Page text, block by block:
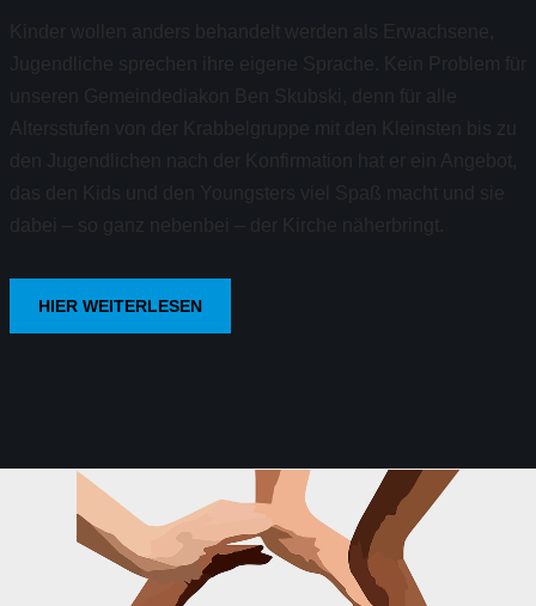
Kinder wollen anders behandelt werden als Erwachsene,
Jugendliche sprechen ihre eigene Sprache. Kein Problem für
unseren Gemeindediakon Ben Skubski, denn für alle
Altersstufen von der Krabbelgruppe mit den Kleinsten bis zu
den Jugendlichen nach der Konfirmation hat er ein Angebot,
das den Kids und den Youngsters viel Spaß macht und sie
dabei – so ganz nebenbei – der Kirche näherbringt.
HIER WEITERLESEN